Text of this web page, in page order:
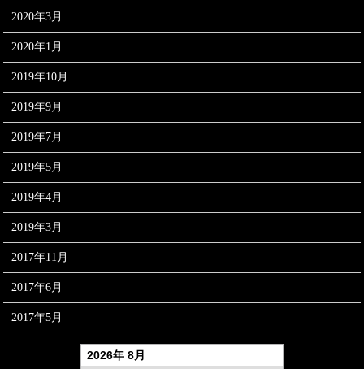
2020年3月
2020年1月
2019年10月
2019年9月
2019年7月
2019年5月
2019年4月
2019年3月
2017年11月
2017年6月
2017年5月
2026年 8月